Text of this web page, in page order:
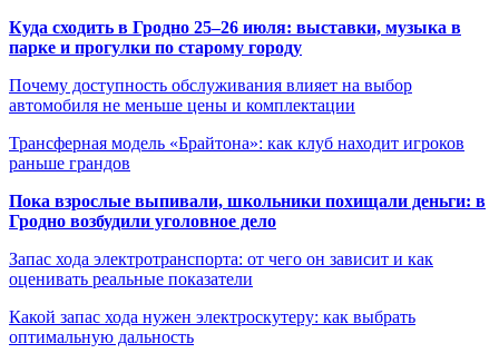
Куда сходить в Гродно 25–26 июля: выставки, музыка в
парке и прогулки по старому городу
Почему доступность обслуживания влияет на выбор
автомобиля не меньше цены и комплектации
Трансферная модель «Брайтона»: как клуб находит игроков
раньше грандов
Пока взрослые выпивали, школьники похищали деньги: в
Гродно возбудили уголовное дело
Запас хода электротранспорта: от чего он зависит и как
оценивать реальные показатели
Какой запас хода нужен электроскутеру: как выбрать
оптимальную дальность